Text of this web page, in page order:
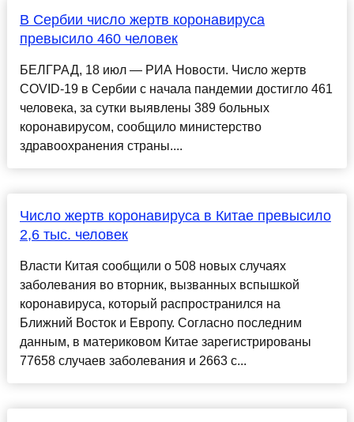
В Сербии число жертв коронавируса
превысило 460 человек
БЕЛГРАД, 18 июл — РИА Новости. Число жертв
COVID-19 в Сербии с начала пандемии достигло 461
человека, за сутки выявлены 389 больных
коронавирусом, сообщило министерство
здравоохранения страны....
Число жертв коронавируса в Китае превысило
2,6 тыс. человек
Власти Китая сообщили о 508 новых случаях
заболевания во вторник, вызванных вспышкой
коронавируса, который распространился на
Ближний Восток и Европу. Согласно последним
данным, в материковом Китае зарегистрированы
77658 случаев заболевания и 2663 с...